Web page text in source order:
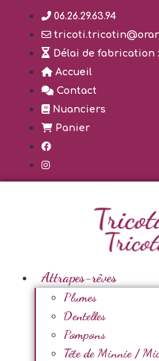
contenu
06.26.29.63.94
Délai de fabrication :
Accueil
Contact
Nuanciers
Panier
Attrapes-rêves
Plumes
Dentelles
Pompons
Tête de Minnie /